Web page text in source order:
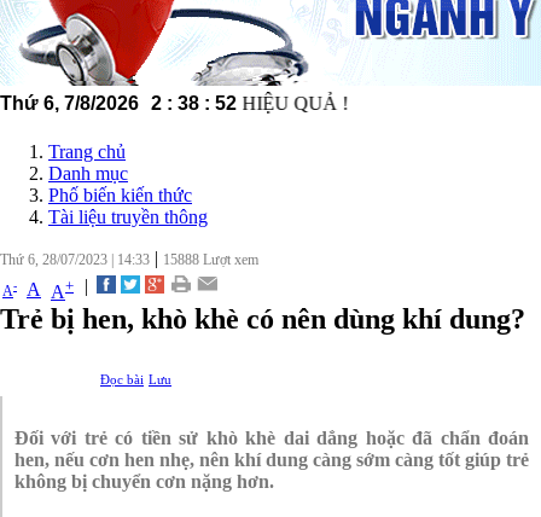
Thứ 6, 7/8/2026 2 : 38 : 53
- MINH BẠCH - HIỆU QUẢ !
Trang chủ
Danh mục
Phố biến kiến thức
Tài liệu truyền thông
Thứ 6, 28/07/2023 14:33 | 15888 Lượt xem
A- A A+ |
Trẻ bị hen, khò khè có nên dùng khí dung?
Đọc bài Lưu
Đối với trẻ có tiền sử khò khè dai dẳng hoặc đã chẩn đoán
hen, nếu cơn hen nhẹ, nên khí dung càng sớm càng tốt giúp trẻ
không bị chuyển cơn nặng hơn.